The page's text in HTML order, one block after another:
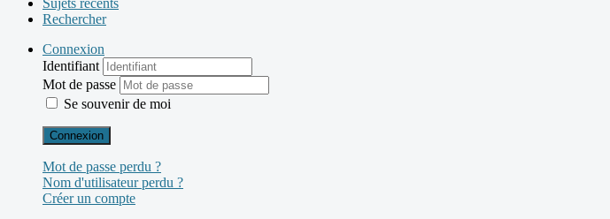
Sujets récents
Rechercher
Connexion
Identifiant
Mot de passe
Se souvenir de moi
Connexion
Mot de passe perdu ?
Nom d'utilisateur perdu ?
Créer un compte